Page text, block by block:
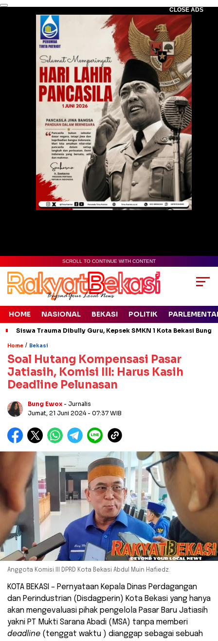
CLOSE ADS
SCROLL TO CONTINUE WITH CONTENT
HOME NASIONAL BEKASI POLITIK
Siswa Trauma Dibully Guru, Kepsek SMKN 1 Kota Bekasi
Home / Bekasi
Soal Hutang Kompensasi Pasar
Jatiasih, Komisi III: Harus Kasih
Deadline Pelunasan
Bung Ewox - Jurnalis
Jumat, 21 Juni 2024 - 07:37 WIB
Anggota Komisi III DPRD Kota Bekasi Abdul Muin Hafiedz.
KOTA BEKASI – Pernyataan Kepala Dinas Perdagangan
dan Perindustrian (Disdagperin) Kota Bekasi yang hanya
akan mengevaluasi pihak pengelola Pasar Baru Jatiasih
yakni PT Mukti Sarana Abadi (MSA) tanpa memberi
deadline (tenggat waktu ) dianggap sebagai sebuah